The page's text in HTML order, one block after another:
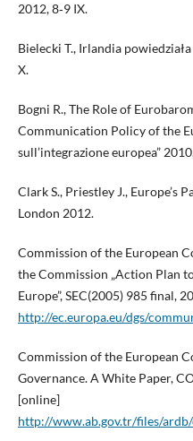
2012, 8‑9 IX.
Bielecki T., Irlandia powiedziała
X.
Bogni R., The Role of
Communication Policy of the
sull’integrazione europea”
Clark S., Priestley J., Europe’s
London 2012.
Commission of the European
the Commission „Action Plan
Europe”, SEC(2005) 985 final,
http://ec.europa.eu/dgs/
Commission of the European
Governance. A White Paper,
[online]
http://www.ab.gov.tr/files/